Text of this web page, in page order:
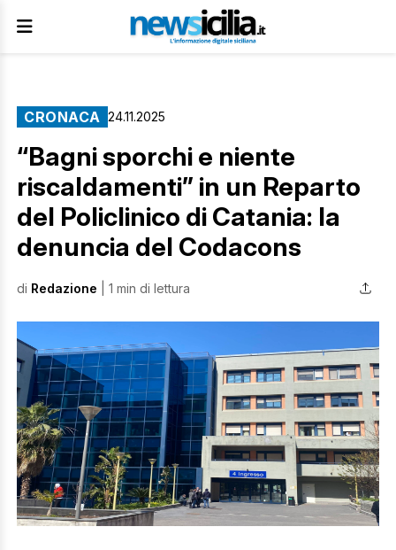
CRONACA 24.11.2025
“Bagni sporchi e niente
riscaldamenti” in un Reparto
del Policlinico di Catania: la
denuncia del Codacons
di Redazione | 1 min di lettura